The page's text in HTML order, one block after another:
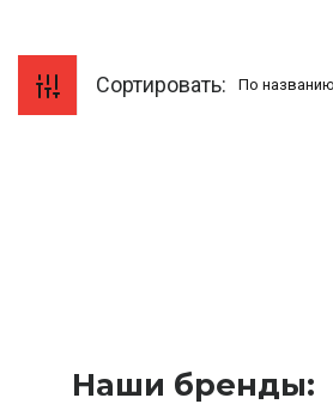
Сортировать: По
Наши бренды: